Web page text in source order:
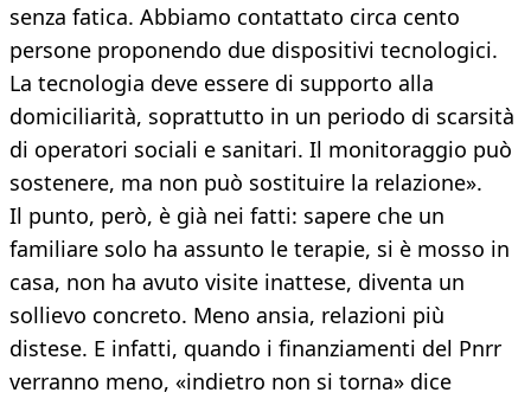
senza fatica. Abbiamo contattato circa cento
persone proponendo due dispositivi tecnologici.
La tecnologia deve essere di supporto alla
domiciliarità, soprattutto in un periodo di scarsità
di operatori sociali e sanitari. Il monitoraggio può
sostenere, ma non può sostituire la relazione».
Il punto, però, è già nei fatti: sapere che un
familiare solo ha assunto le terapie, si è mosso in
casa, non ha avuto visite inattese, diventa un
sollievo concreto. Meno ansia, relazioni più
distese. E infatti, quando i finanziamenti del Pnrr
verranno meno, «indietro non si torna» dice